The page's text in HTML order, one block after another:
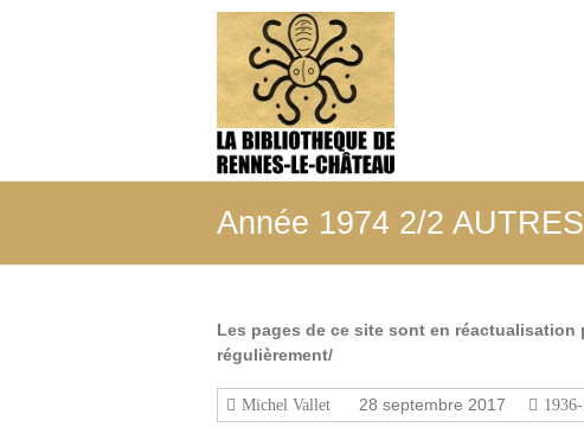
La
Bibliothèque
de
Rennes-
le-
Château
ce
qui
été
édité,
Année 1974 2/2
Les pages de ce site sont en réactualisation
régulièrement/
Michel Vallet 28 septembre 2017